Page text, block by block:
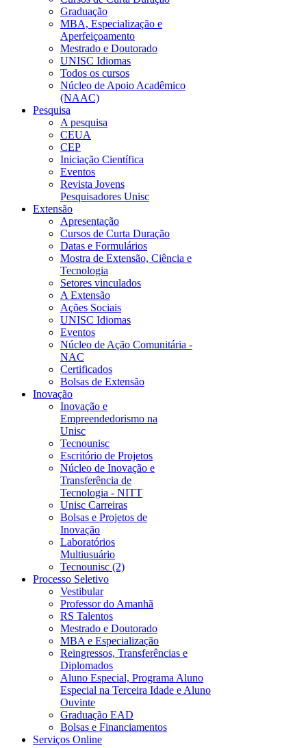
Graduação
MBA, Especialização e
Aperfeiçoamento
Mestrado e Doutorado
UNISC Idiomas
Todos os cursos
Núcleo de Apoio Acadêmico
(NAAC)
Pesquisa
A pesquisa
CEUA
CEP
Iniciação Científica
Eventos
Revista Jovens
Pesquisadores Unisc
Extensão
Apresentação
Cursos de Curta Duração
Datas e Formulários
Mostra de Extensão, Ciência e
Tecnologia
Setores vinculados
A Extensão
Ações Sociais
UNISC Idiomas
Eventos
Núcleo de Ação Comunitária -
NAC
Certificados
Bolsas de Extensão
Inovação
Inovação e
Empreendedorismo na
Unisc
Tecnounisc
Escritório de Projetos
Núcleo de Inovação e
Transferência de
Tecnologia - NITT
Unisc Carreiras
Bolsas e Projetos de
Inovação
Laboratórios
Multiusuário
Tecnounisc (2)
Processo Seletivo
Vestibular
Professor do Amanhã
RS Talentos
Mestrado e Doutorado
MBA e Especialização
Reingressos, Transferências e
Diplomados
Aluno Especial, Programa Aluno
Especial na Terceira Idade e Aluno
Ouvinte
Graduação EAD
Bolsas e Financiamentos
Serviços Online